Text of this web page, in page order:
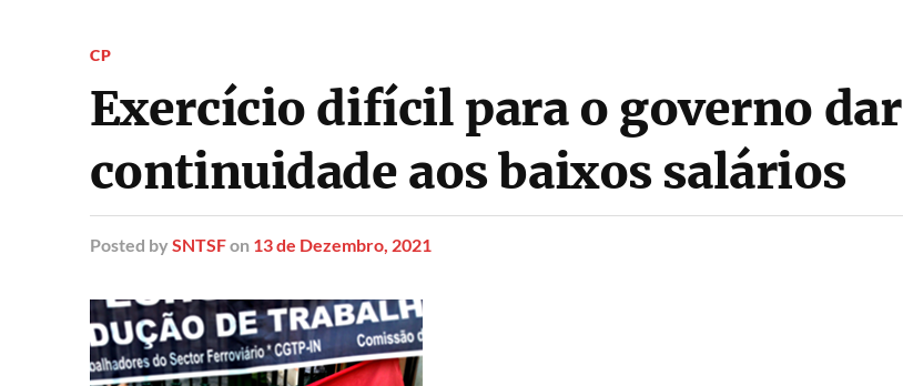
CP
Exercício difícil para o governo dar
continuidade aos baixos salários
Posted by SNTSFon 13 de Dezembro, 2021